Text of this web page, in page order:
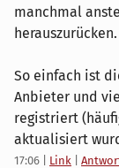
manchmal
herauszurücken.
So einfach ist
Anbieter und
registriert
aktualisiert
17:06 Link